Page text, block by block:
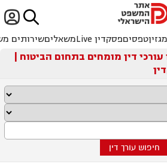
ﱐ
טפסיםפסקדין Live משאליםשירותים
עורכי דין מומחים בתחום הביטוח |
חיפוש עורך דין